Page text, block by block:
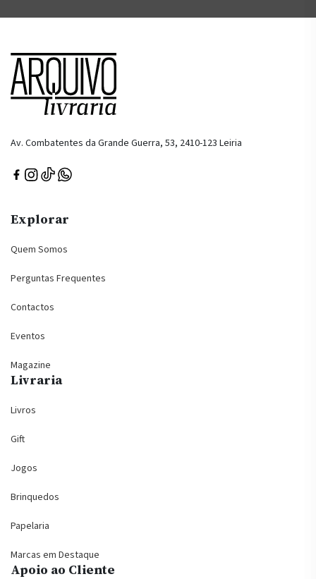
Av. Combatentes da Grande Guerra, 53, 2410-123 Leiria
Explorar
Quem Somos
Perguntas Frequentes
Contactos
Eventos
Magazine
Livraria
Livros
Gift
Jogos
Brinquedos
Papelaria
Marcas em Destaque
Apoio ao Cliente